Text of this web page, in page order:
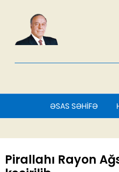
ƏSAS SƏHİFƏ
Pirallahı Rayon